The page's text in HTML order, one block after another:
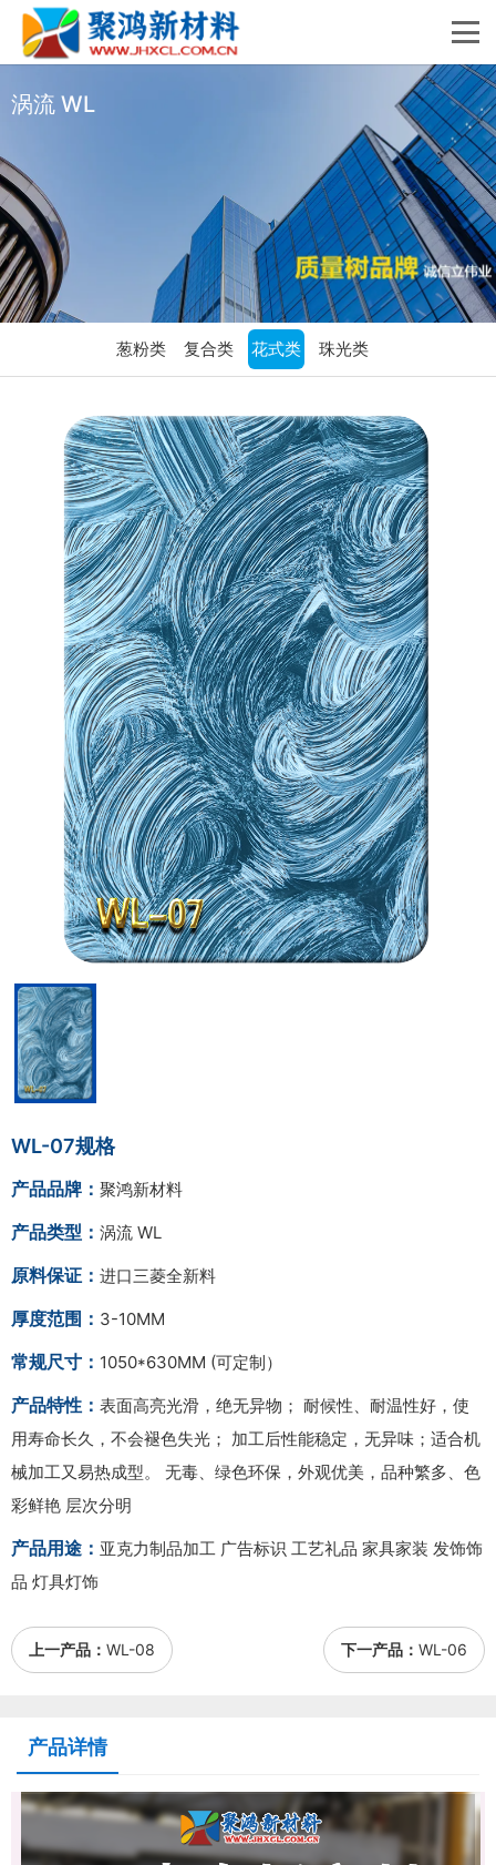
涡流 WL
葱粉类 复合类 花式类 珠光类
WL-07规格
产品品牌： 聚鸿新材料
产品类型： 涡流 WL
原料保证： 进口三菱全新料
厚度范围： 3-10MM
常规尺寸： 1050*630MM (可定制）
产品特性： 表面高亮光滑，绝无异物； 耐候性、耐温性好，使
用寿命长久，不会褪色失光； 加工后性能稳定，无异味；适合机
械加工又易热成型。 无毒、绿色环保，外观优美，品种繁多、色
彩鲜艳 层次分明
产品用途： 亚克力制品加工 广告标识 工艺礼品 家具家装 发饰饰
品 灯具灯饰
上一产品： WL-08 下一产品： WL-06
产品详情